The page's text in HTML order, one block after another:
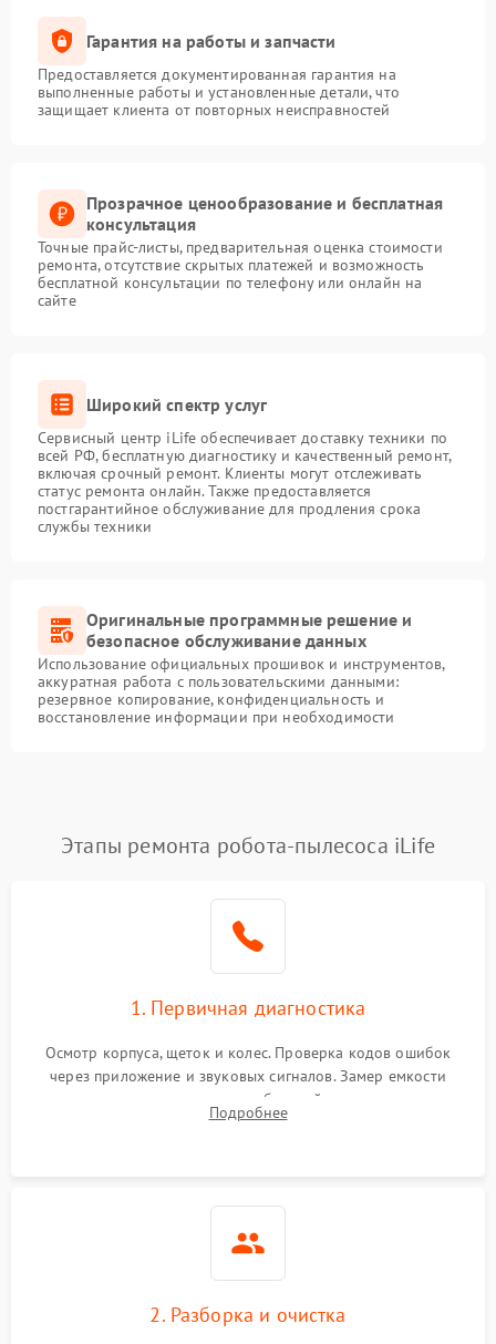
Гарантия на работы и запчасти
Предоставляется документированная гарантия на
выполненные работы и установленные детали, что
защищает клиента от повторных неисправностей
Прозрачное ценообразование и бесплатная
консультация
Точные прайс-листы, предварительная оценка стоимости
ремонта, отсутствие скрытых платежей и возможность
бесплатной консультации по телефону или онлайн на
сайте
Широкий спектр услуг
Сервисный центр iLife обеспечивает доставку техники по
всей РФ, бесплатную диагностику и качественный ремонт,
включая срочный ремонт. Клиенты могут отслеживать
статус ремонта онлайн. Также предоставляется
постгарантийное обслуживание для продления срока
службы техники
Оригинальные программные решение и
безопасное обслуживание данных
Использование официальных прошивок и инструментов,
аккуратная работа с пользовательскими данными:
резервное копирование, конфиденциальность и
восстановление информации при необходимости
Этапы ремонта робота-пылесоса iLife
1. Первичная диагностика
Осмотр корпуса, щеток и колес. Проверка кодов ошибок
через приложение и звуковых сигналов. Замер емкости
аккумулятора и тестирование базовой станции зарядки.
Оценка работы лидара, бампера и датчиков падения для
Подробнее
2. Разборка и очистка